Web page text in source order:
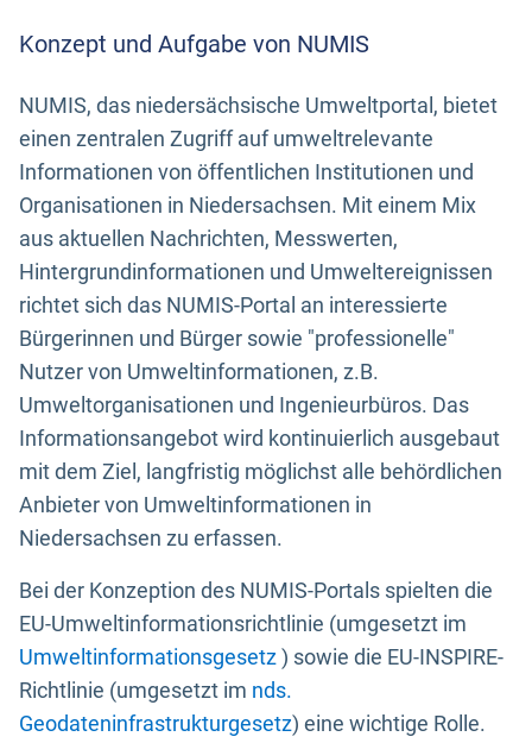
Konzept und Aufgabe von NUMIS
NUMIS, das niedersächsische Umweltportal, bietet
einen zentralen Zugriff auf umweltrelevante
Informationen von öffentlichen Institutionen und
Organisationen in Niedersachsen. Mit einem Mix
aus aktuellen Nachrichten, Messwerten,
Hintergrundinformationen und Umweltereignissen
richtet sich das NUMIS-Portal an interessierte
Bürgerinnen und Bürger sowie "professionelle"
Nutzer von Umweltinformationen, z.B.
Umweltorganisationen und Ingenieurbüros. Das
Informationsangebot wird kontinuierlich ausgebaut
mit dem Ziel, langfristig möglichst alle behördlichen
Anbieter von Umweltinformationen in
Niedersachsen zu erfassen.
Bei der Konzeption des NUMIS-Portals spielten die
EU-Umweltinformationsrichtlinie (umgesetzt im
Umweltinformationsgesetz) sowie die EU-INSPIRE-
Richtlinie (umgesetzt im nds.
Geodateninfrastrukturgesetz) eine wichtige Rolle.